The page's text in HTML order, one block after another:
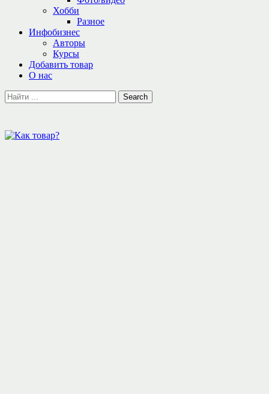
Хобби
Разное
Инфобизнес
Авторы
Курсы
Добавить товар
О нас